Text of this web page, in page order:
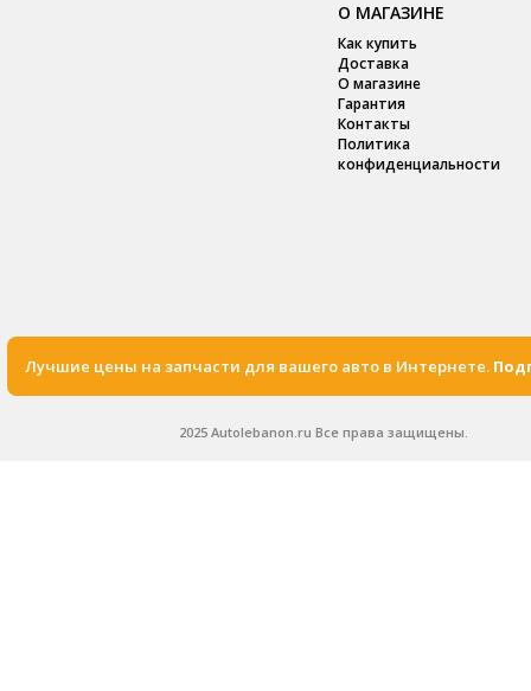
О МАГАЗИНЕ
Как купить
Доставка
О магазине
Гарантия
Контакты
Политика
конфиденциальности
Лучшие цены на запчасти для вашего авто в Интернете.
2025 Autolebanon.ru Все права защищены.